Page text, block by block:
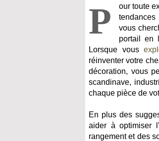
P
our toute
vous
portail en
Lorsque vous
réinventer votre
décoration, vous
scandinave,
chaque pièce de
En plus des
aider à optimiser
rangement et des